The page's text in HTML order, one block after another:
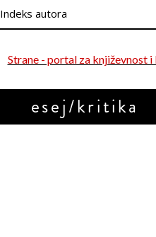
Indeks autora
esej/kritika